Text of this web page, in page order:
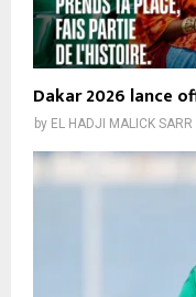
Dakar 2026 lance
by EL HADJI MALICK SARR